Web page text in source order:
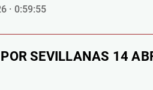
· 0:59:55
SEVILLANAS 14